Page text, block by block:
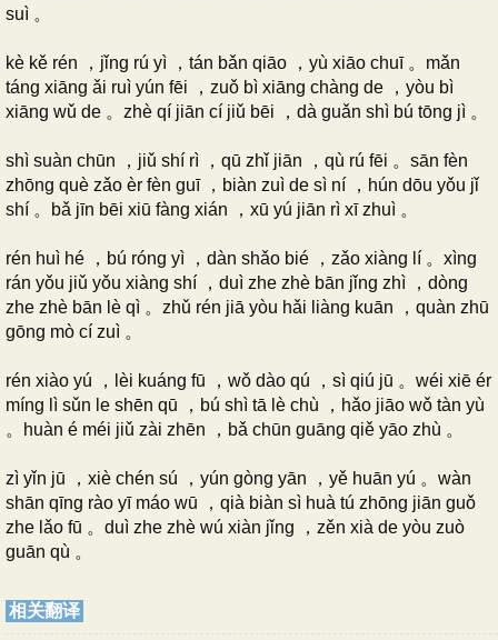
suì 。
kè kě rén ，jǐng rú yì ，tán bǎn qiāo ，yù xiāo chuī 。mǎn
táng xiāng ǎi ruì yún fēi ，zuǒ bì xiāng chàng de ，yòu bì
xiāng wǔ de 。zhè qí jiān cí jiǔ bēi ，dà guǎn shì bú tōng jì 。
shì suàn chūn ，jiǔ shí rì ，qū zhǐ jiān ，qù rú fēi 。sān fèn
zhōng què zǎo èr fèn guī ，biàn zuì de sì ní ，hún dōu yǒu jǐ
shí 。bǎ jīn bēi xiū fàng xián ，xū yú jiān rì xī zhuì 。
rén huì hé ，bú róng yì ，dàn shǎo bié ，zǎo xiàng lí 。xìng
rán yǒu jiǔ yǒu xiàng shí ，duì zhe zhè bān jǐng zhì ，dòng
zhe zhè bān lè qì 。zhǔ rén jiā yòu hǎi liàng kuān ，quàn zhū
gōng mò cí zuì 。
rén xiào yú ，lèi kuáng fū ，wǒ dào qú ，sì qiú jū 。wéi xiē ér
míng lì sǔn le shēn qū ，bú shì tā lè chù ，hǎo jiāo wǒ tàn yù
。huàn é méi jiǔ zài zhēn ，bǎ chūn guāng qiě yāo zhù 。
zì yǐn jū ，xiè chén sú ，yún gòng yān ，yě huān yú 。wàn
shān qīng rào yī máo wū ，qià biàn sì huà tú zhōng jiān guǒ
zhe lǎo fū 。duì zhe zhè wú xiàn jǐng ，zěn xià de yòu zuò
guān qù 。
相关翻译